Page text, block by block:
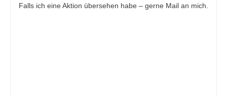
Falls ich eine Aktion übersehen habe – gerne Mail an mich.